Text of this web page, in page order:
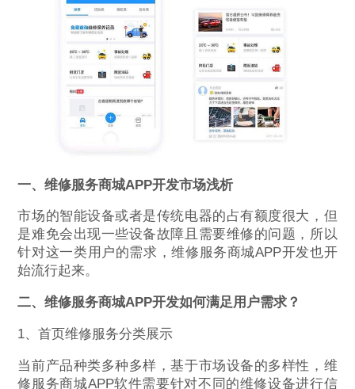
一、维修服务商城APP开发市场浅析
市场的智能设备或者是传统电器的占有额度很大，但
是难免会出现一些设备故障且需要维修的问题，所以
针对这一类用户的需求，维修服务商城APP开发也开
始流行起来。
二、维修服务商城APP开发如何满足用户需求？
1、首页维修服务分类展示
当前产品种类多种多样，基于市场设备的多样性，维
修服务商城APP软件需要针对不同的维修设备进行信